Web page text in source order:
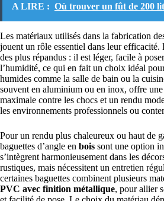
A LIRE : Où trouver un fût de 200
Les matériaux utilisés dans la fabrication
jouent un rôle essentiel dans leur efficacité.
des plus répandus : il est léger, facile à
l’humidité, ce qui en fait un choix idéal
humides comme la salle de bain ou la
souvent en aluminium ou en inox, offre
maximale contre les chocs et un rendu
les environnements professionnels ou
Pour un rendu plus chaleureux ou haut de
baguettes d’angle en bois sont une option
s’intègrent harmonieusement dans les
rustiques, mais nécessitent un entretien
certaines baguettes combinent plusieurs
PVC avec finition métallique, pour allier